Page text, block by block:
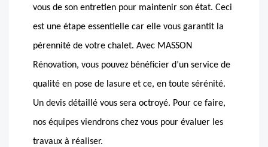
vous de son entretien pour maintenir son état. Ceci
est une étape essentielle car elle vous garantit la
pérennité de votre chalet. Avec MASSON
Rénovation, vous pouvez bénéficier d’un service de
qualité en pose de lasure et ce, en toute sérénité.
Un devis détaillé vous sera octroyé. Pour ce faire,
nos équipes viendrons chez vous pour évaluer les
travaux à réaliser.